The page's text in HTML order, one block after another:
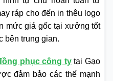
ráp cho đến in thêu logo
mức giá gốc tại xưởng tốt
bên trung gian.
phục công tytại Gạo
đảm bảo các thế mạnh